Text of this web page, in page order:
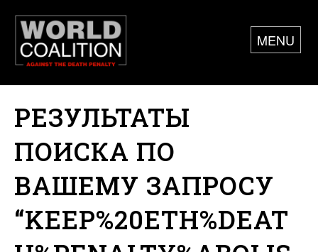
MENU
РЕЗУЛЬТАТЫ
ПОИСКА ПО
ВАШЕМУ ЗАПРОСУ
“KEEP%20ETH%DEAT